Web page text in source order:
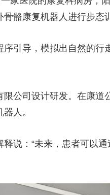
区 全景新闻
人生第二次
中超 国足 国际足球
化 旅游 科普 健康
敬中国
骼康复机器人进行步态
导，模拟出自然的行
司设计研发。在康道
人。
：“未来，患者可以通